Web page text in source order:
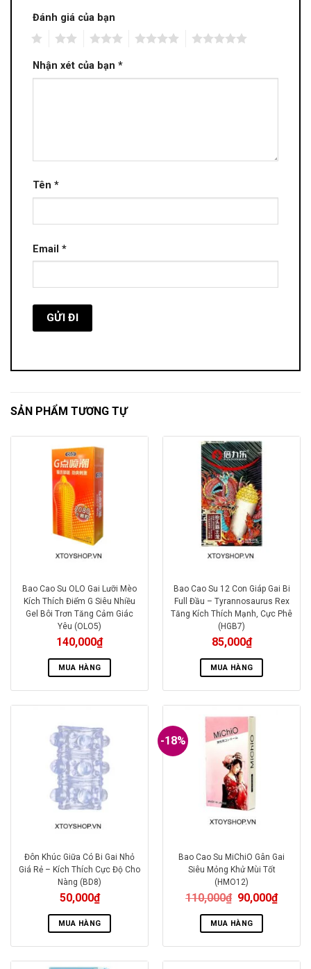
Đánh giá của bạn
Nhận xét của bạn *
Tên *
Email *
SẢN PHẨM TƯƠNG TỰ
Bao Cao Su OLO Gai Lưỡi Mèo
Kích Thích Điểm G Siêu Nhiều
Gel Bôi Trơn Tăng Cảm Giác
Yêu (OLO5)
140,000₫
MUA HÀNG
Bao Cao Su 12 Con Giáp Gai Bi
Full Đầu – Tyrannosaurus Rex
Tăng Kích Thích Mạnh, Cực Phê
(HGB7)
85,000₫
MUA HÀNG
Đôn Khúc Giữa Có Bi Gai Nhỏ
Giá Rẻ – Kích Thích Cực Độ Cho
Nàng (BD8)
50,000₫
MUA HÀNG
-18%
Bao Cao Su MiChiO Gân Gai
Siêu Mỏng Khử Mùi Tốt
(HMO12)
110,000₫ 90,000₫
MUA HÀNG